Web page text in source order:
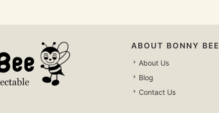
ABOUT BONNY BEE
About Us
Blog
Contact Us